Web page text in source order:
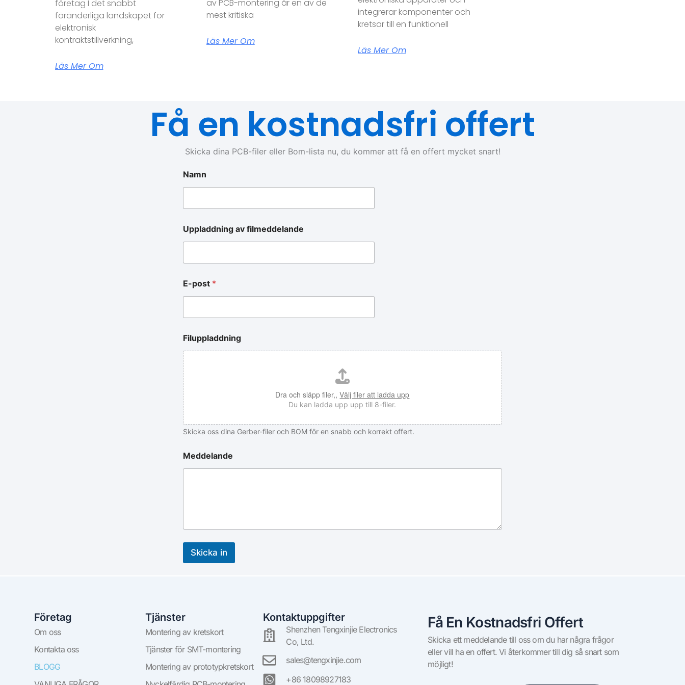
företag I det snabbt
föränderliga landskapet för
elektronisk
kontraktstillverkning,
Läs Mer Om
av PCB-montering är en av de
mest kritiska
Läs Mer Om
integrerar komponenter och
kretsar till en funktionell
Läs Mer Om
Få en kostnadsfri offert
Skicka dina PCB-filer eller Bom-lista nu, du kommer att få en offert mycket snart!
Namn
Uppladdning av filmeddelande
E-post *
Filuppladdning
Dra och släpp filer,,Välj filer att ladda upp
Du kan ladda upp upp till 8-filer.
Skicka oss dina Gerber-filer och BOM för en snabb och korrekt offert.
Meddelande
Skicka in
Företag
Om oss
Kontakta oss
BLOGG
Tjänster
Montering av kretskort
Tjänster för SMT-montering
Montering av prototypkretskort
Kontaktuppgifter
Shenzhen Tengxinjie Electronics
Co, Ltd.
sales@tengxinjie.com
+86 18098927183
Få En Kostnadsfri Offert
Skicka ett meddelande till oss om du har några frågor
eller vill ha en offert. Vi återkommer till dig så snart som
möjligt!